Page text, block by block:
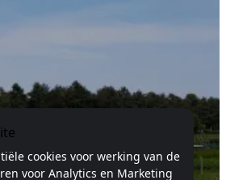
cookies voor werking van de
voor Analytics en Marketing